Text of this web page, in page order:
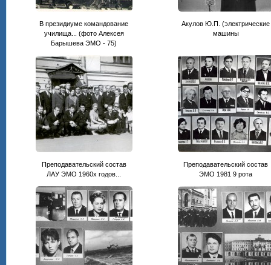
В президиуме командование
училища... (фото Алексея
Барышева ЭМО - 75)
Акулов Ю.П. (электрические
машины
Преподавательский состав
ЛАУ ЭМО 1960х годов...
Преподавательский состав
ЭМО 1981 9 рота